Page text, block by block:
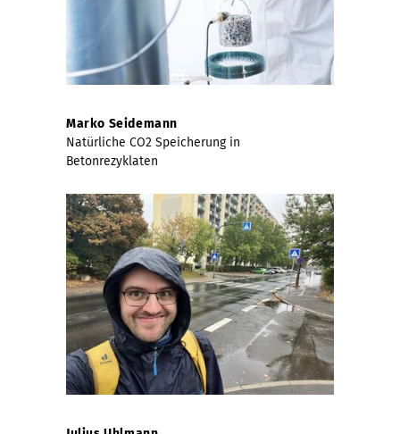
Marko Seidemann
Natürliche CO2 Speicherung in
Betonrezyklaten